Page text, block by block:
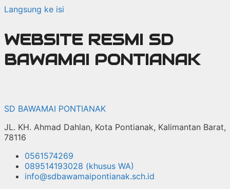
Langsung ke isi
WEBSITE RESMI SD
BAWAMAI PONTIANAK
SD BAWAMAI PONTIANAK
JL. KH. Ahmad Dahlan, Kota Pontianak, Kalimantan Barat,
78116
0561574269
089514193028 (khusus WA)
info@sdbawamaipontianak.sch.id